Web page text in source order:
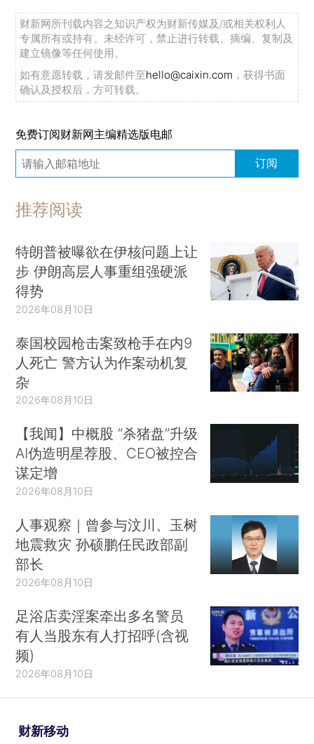
财新网所刊载内容之知识产权为财新传媒及/或相关权利人
专属所有或持有。未经许可，禁止进行转载、摘编、复制及
建立镜像等任何使用。
如有意愿转载，请发邮件至hello@caixin.com ，获得书面
确认及授权后，方可转载。
免费订阅财新网主编精选版电邮
订阅
推荐阅读
特朗普被曝欲在伊核问题上让
步 伊朗高层人事重组强硬派
得势
2026年08月10日
泰国校园枪击案致枪手在内9
人死亡 警方认为作案动机复
杂
2026年08月10日
【我闻】中概股 “杀猪盘”升级
AI伪造明星荐股、CEO被控合
谋定增
2026年08月10日
人事观察｜曾参与汶川、玉树
地震救灾 孙硕鹏任民政部副
部长
2026年08月10日
足浴店卖淫案牵出多名警员
有人当股东有人打招呼(含视
频)
2026年08月10日
财新移动